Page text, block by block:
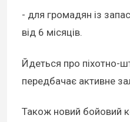
- для громадян із
від 6 місяців.
Йдеться про піхотно-
передбачає активне
Також новий бойовий